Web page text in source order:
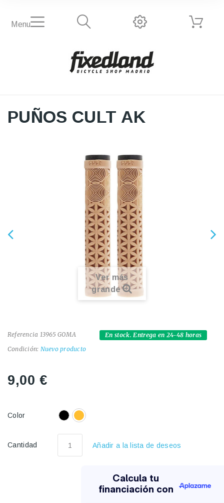
Menu
PUÑOS CULT AK
Ver más
grande
Referencia 13965 GOMA
Condición: Nuevo producto
En stock. Entrega en 24-48 horas
9,00 €
Color
Cantidad Añadir a la lista de deseos